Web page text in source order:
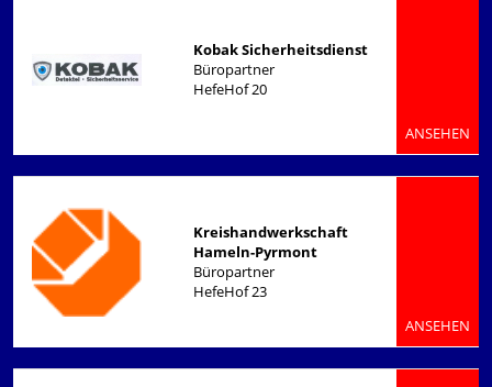
Kobak Sicherheitsdienst
Büropartner
HefeHof 20
ANSEHEN
Kreishandwerkschaft
Hameln-Pyrmont
Büropartner
HefeHof 23
ANSEHEN